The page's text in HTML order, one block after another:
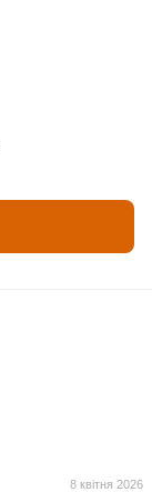
8 квітня 2026